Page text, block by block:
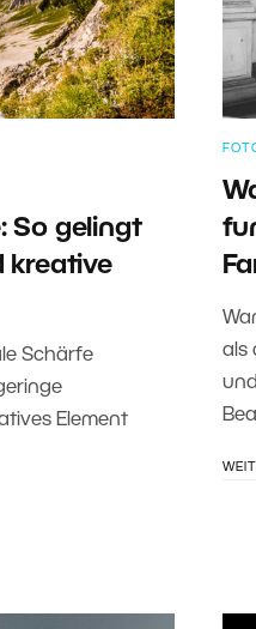
So gelingt
kreative
Schärfe
Element
als